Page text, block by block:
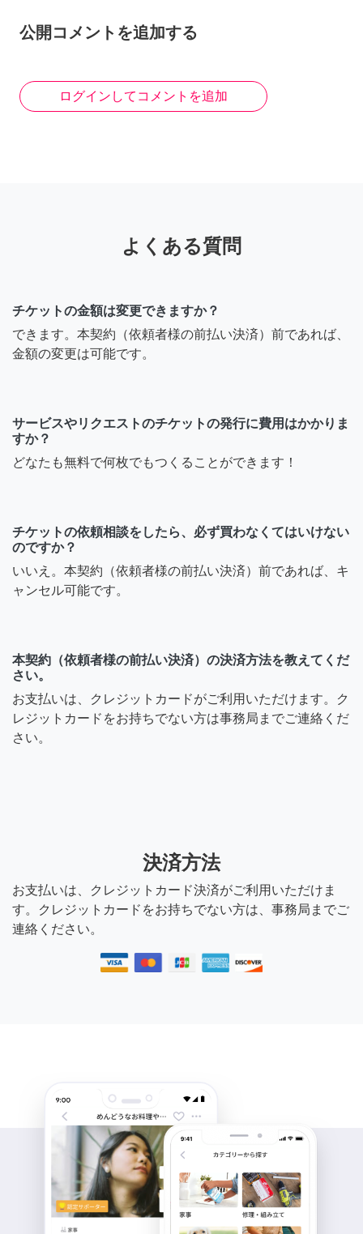
公開コメントを追加する
ログインしてコメントを追加
よくある質問
チケットの金額は変更できますか？
できます。本契約（依頼者様の前払い決済）前であれば、
金額の変更は可能です。
サービスやリクエストのチケットの発行に費用はかかりま
すか？
どなたも無料で何枚でもつくることができます！
チケットの依頼相談をしたら、必ず買わなくてはいけない
のですか？
いいえ。本契約（依頼者様の前払い決済）前であれば、キ
ャンセル可能です。
本契約（依頼者様の前払い決済）の決済方法を教えてくだ
さい。
お支払いは、クレジットカードがご利用いただけます。ク
レジットカードをお持ちでない方は事務局までご連絡くだ
さい。
決済方法
お支払いは、クレジットカード決済がご利用いただけま
す。クレジットカードをお持ちでない方は、事務局までご
連絡ください。